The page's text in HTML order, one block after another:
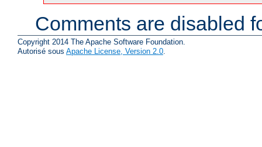
Comments are disabled
Copyright 2014 The Apache Software Foundation.
Autorisé sous Apache License, Version 2.0.